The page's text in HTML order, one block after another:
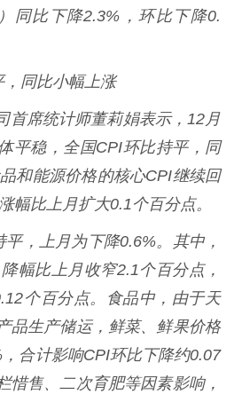
同比下降2.3%，环比下降0.
同比小幅上涨
席统计师董莉娟表示，12月
平稳，全国CPI环比持平，同
和能源价格的核心CPI继续回
幅比上月扩大0.1个百分点。
上月为下降0.6%。其中，
幅比上月收窄2.1个百分点，
个百分点。食品中，由于天
品生产储运，鲜菜、鲜果价格
合计影响CPI环比下降约0.07
惜售、二次育肥等因素影响，